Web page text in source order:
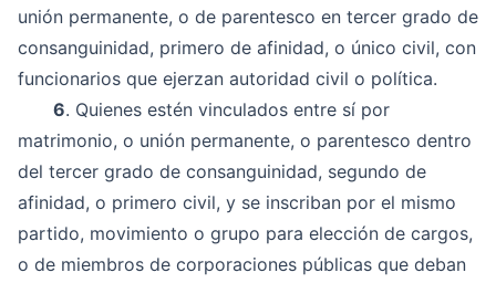
unión permanente, o de parentesco en tercer grado de
consanguinidad, primero de afinidad, o único civil, con
funcionarios que ejerzan autoridad civil o política.
6. Quienes estén vinculados entre sí por
matrimonio, o unión permanente, o parentesco dentro
del tercer grado de consanguinidad, segundo de
afinidad, o primero civil, y se inscriban por el mismo
partido, movimiento o grupo para elección de cargos,
o de miembros de corporaciones públicas que deban